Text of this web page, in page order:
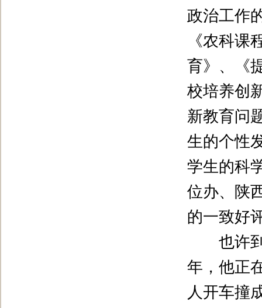
政治工作
《农科
育》、《
校培养创
新教育问
生的个性
学生的科
位办、陕
的一致好
也许到
年，他正
人开车撞